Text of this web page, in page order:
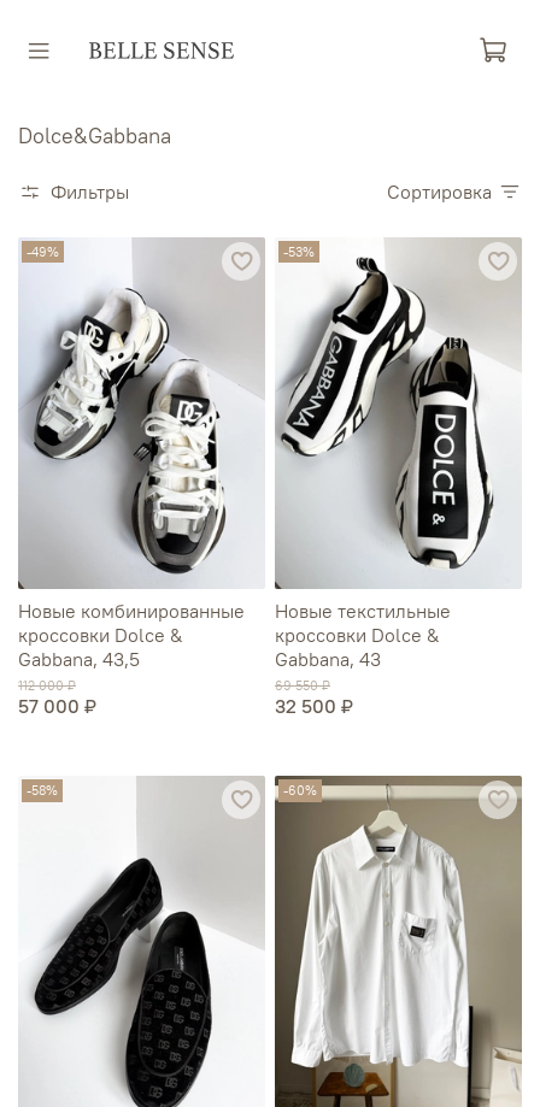
Dolce&Gabbana
Фильтры Сортировка
-49%
Новые комбинированные
кроссовки Dolce &
Gabbana, 43,5
112 000 ₽
57 000 ₽
-53%
Новые текстильные
кроссовки Dolce &
Gabbana, 43
69 550 ₽
32 500 ₽
-58% -60%